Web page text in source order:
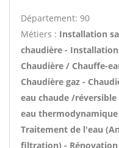
Département: 90
Métiers : Installation
chaudière -
Chaudière / Chauffe-
Chaudière gaz -
eau chaude /
eau
Traitement de l'eau
filtration) -